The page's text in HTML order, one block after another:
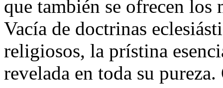
que también se ofrecen
Vacía de doctrinas
religiosos, la prístina
revelada en toda su